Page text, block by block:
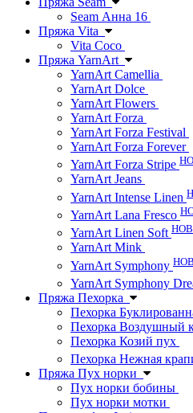
Seam Анна 16
Пряжа Vita
Vita Coco
Пряжа YarnArt
YarnArt Camellia
YarnArt Dolce
YarnArt Flowers
YarnArt Forza
YarnArt Forza Festival
YarnArt Forza Forever
YarnArt Forza Stripe
YarnArt Jeans
YarnArt Intense Linen
YarnArt Lana Fresco
YarnArt Linen Soft
YarnArt Mink
YarnArt Symphony
YarnArt Symphony
Пряжа Пехорка
Пехорка
Пехорка Воздушный
Пехорка Козий пух
Пехорка Нежная
Пряжа Пух норки
Пух норки бобины
Пух норки мотки